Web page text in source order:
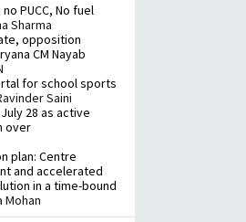
PUCC, No fuel
Sharma
opposition
CM Nayab
for school sports
Saini
28 as active
over
plan: Centre
and accelerated
in a time-bound
Mohan